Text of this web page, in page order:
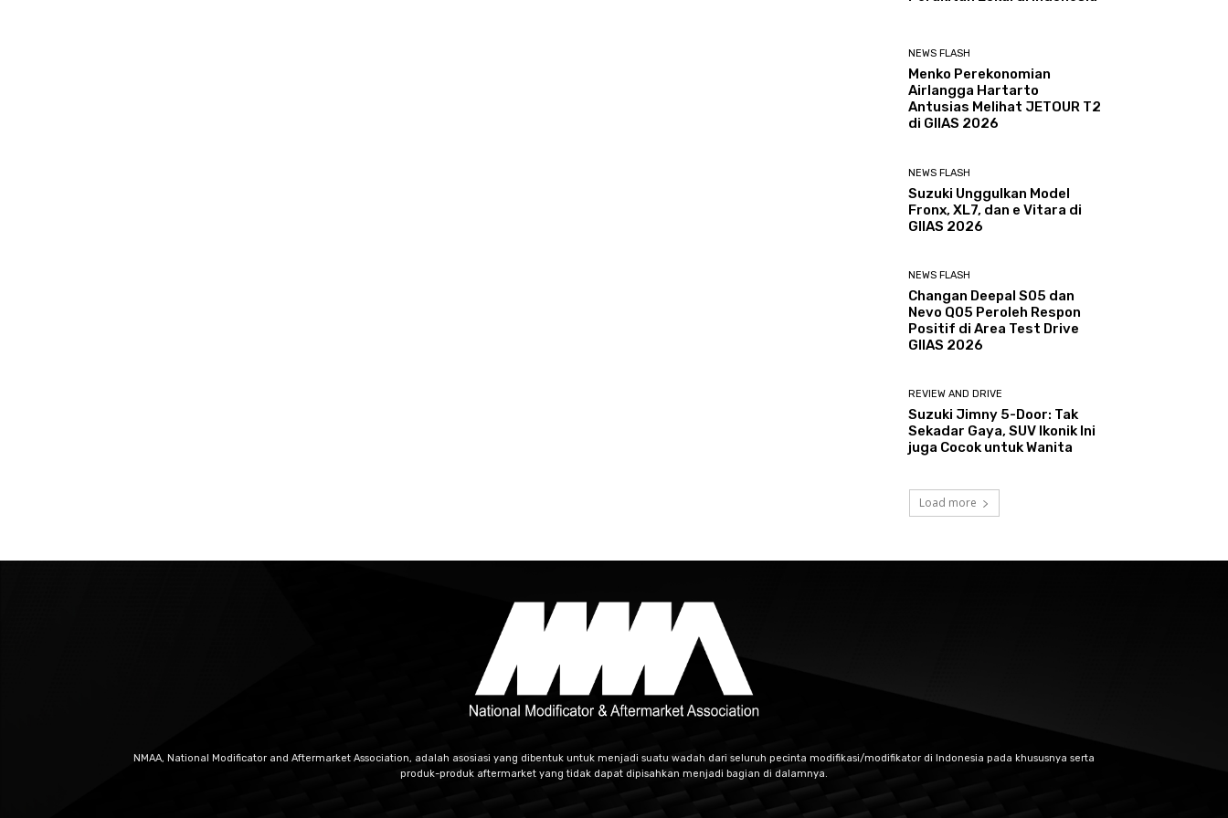
NEWS FLASH
Menko Perekonomian
Airlangga Hartarto
Antusias Melihat JETOUR T2
di GIIAS 2026
NEWS FLASH
Suzuki Unggulkan Model
Fronx, XL7, dan e Vitara di
GIIAS 2026
NEWS FLASH
Changan Deepal S05 dan
Nevo Q05 Peroleh Respon
Positif di Area Test Drive
GIIAS 2026
REVIEW AND DRIVE
Suzuki Jimny 5-Door: Tak
Sekadar Gaya, SUV Ikonik Ini
juga Cocok untuk Wanita
Load more
NMAA, National Modificator and Aftermarket Association, adalah asosiasi yang dibentuk untuk menjadi suatu wadah dari seluruh pecinta modifikasi/modifikator di Indonesia pada khususnya serta
produk-produk aftermarket yang tidak dapat dipisahkan menjadi bagian di dalamnya.